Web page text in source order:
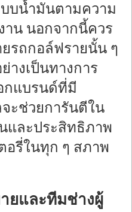
บน้ำมันตามความ
าน นอกจากนี้ควร
รถกอล์ฟรายนั้น ๆ
างเป็นทางการ
กแบรนด์ที่มี
ะช่วยการันตีใน
และประสิทธิภาพ
อรี่ในทุก ๆ สภาพ
ยและทีมช่างผู้